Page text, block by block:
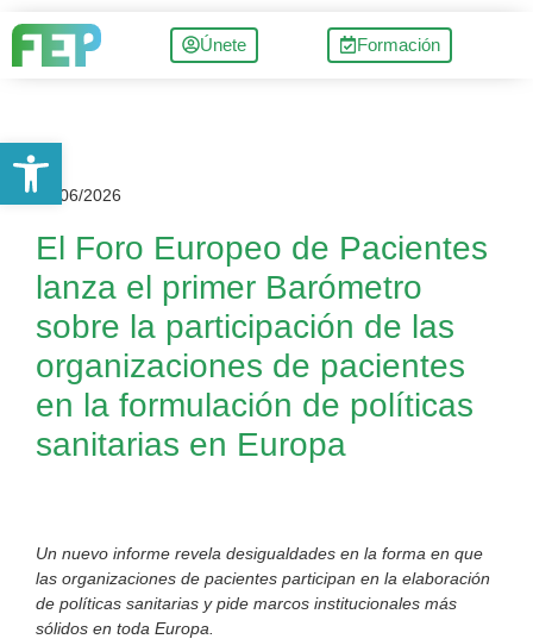
Únete Formación
04/06/2026
El Foro Europeo de Pacientes
lanza el primer Barómetro
sobre la participación de las
organizaciones de pacientes
en la formulación de políticas
sanitarias en Europa
Un nuevo informe revela desigualdades en la forma en que
las organizaciones de pacientes participan en la elaboración
de políticas sanitarias y pide marcos institucionales más
sólidos en toda Europa.
Abrir barra de herramientas